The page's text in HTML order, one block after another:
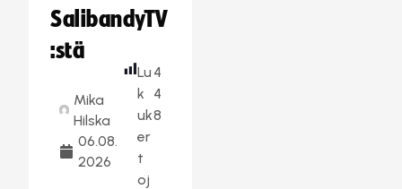
SalibandyTV
:stä
Mika
Hilska
06.08.
2026
Lu
k
uk
er
t
oj
4
4
8